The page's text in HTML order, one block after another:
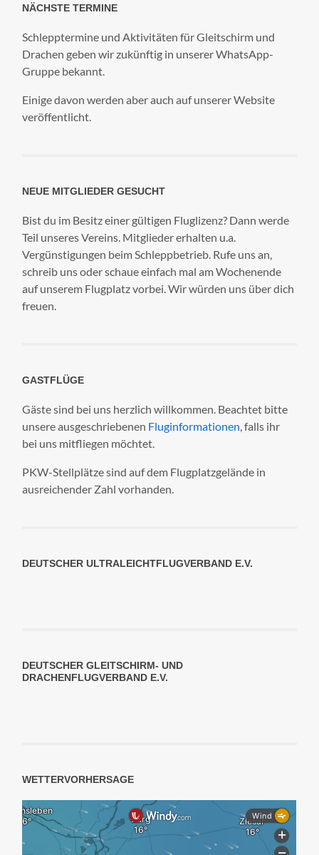
NÄCHSTE TERMINE
Schlepptermine und Aktivitäten für Gleitschirm und
Drachen geben wir zukünftig in unserer WhatsApp-
Gruppe bekannt.
Einige davon werden aber auch auf unserer Website
veröffentlicht.
NEUE MITGLIEDER GESUCHT
Bist du im Besitz einer gültigen Fluglizenz? Dann werde
Teil unseres Vereins. Mitglieder erhalten u.a.
Vergünstigungen beim Schleppbetrieb. Rufe uns an,
schreib uns oder schaue einfach mal am Wochenende
auf unserem Flugplatz vorbei. Wir würden uns über dich
freuen.
GASTFLÜGE
Gäste sind bei uns herzlich willkommen. Beachtet bitte
unsere ausgeschriebenen Fluginformationen, falls ihr
bei uns mitfliegen möchtet.
PKW-Stellplätze sind auf dem Flugplatzgelände in
ausreichender Zahl vorhanden.
DEUTSCHER ULTRALEICHTFLUGVERBAND E.V.
DEUTSCHER GLEITSCHIRM- UND
DRACHENFLUGVERBAND E.V.
WETTERVORHERSAGE